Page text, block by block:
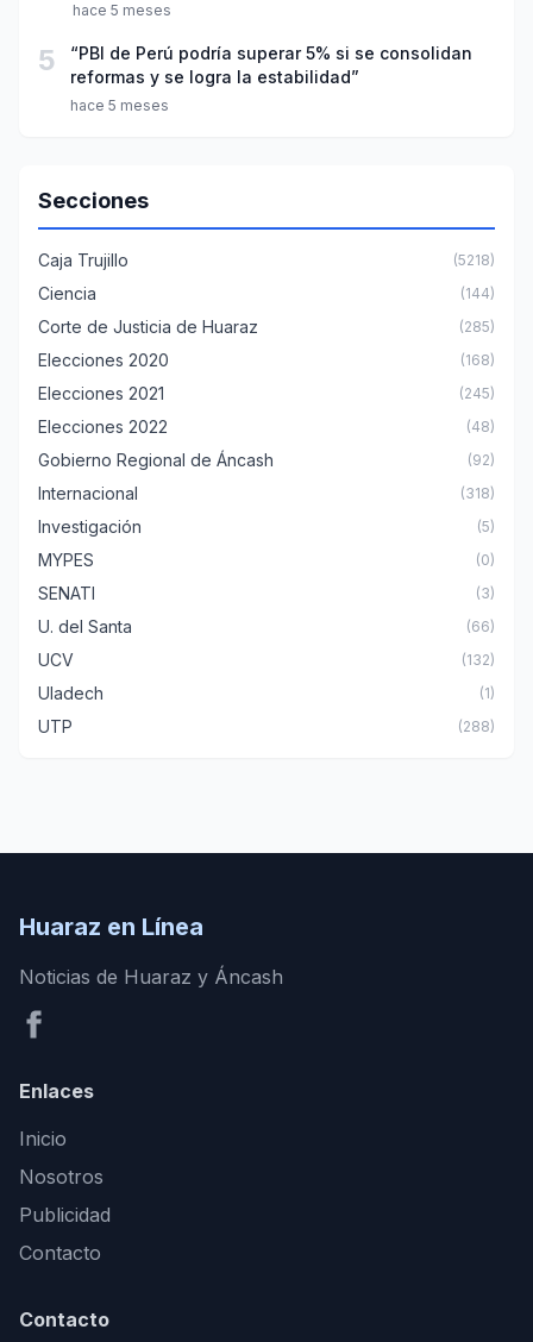
hace 5 meses
5
“PBI de Perú podría superar 5% si se consolidan
reformas y se logra la estabilidad”
hace 5 meses
Secciones
Caja Trujillo (5218)
Ciencia (144)
Corte de Justicia de Huaraz (285)
Elecciones 2020 (168)
Elecciones 2021 (245)
Elecciones 2022 (48)
Gobierno Regional de Áncash (92)
Internacional (318)
Investigación (5)
MYPES (0)
SENATI (3)
U. del Santa (66)
UCV (132)
Uladech (1)
UTP (288)
Huaraz en Línea
Noticias de Huaraz y Áncash
Enlaces
Inicio
Nosotros
Publicidad
Contacto
Contacto